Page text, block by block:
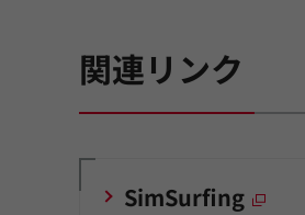
関連リンク
SimSurfing